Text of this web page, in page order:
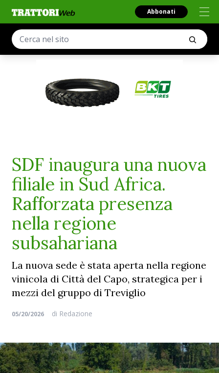
Abbonati
SDF inaugura una nuova
filiale in Sud Africa.
Rafforzata presenza
nella regione
subsahariana
La nuova sede è stata aperta nella regione
vinicola di Città del Capo, strategica per i
mezzi del gruppo di Treviglio
05/20/2026 di Redazione